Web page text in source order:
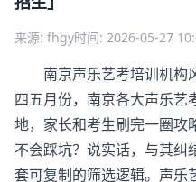
来源: fhgy时间: 2026-05-27
南京声乐艺考培训机构
四五月份，南京各大声乐艺
地，家长和考生刷完一圈
不会踩坑？说实话，与其
套可复制的筛选逻辑。声乐